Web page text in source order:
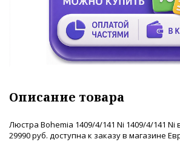
Описание товара
Люстра Bohemia 1409/4/141 Ni 1409/4/141 Ni
29990 руб. доступна к заказу в магазине